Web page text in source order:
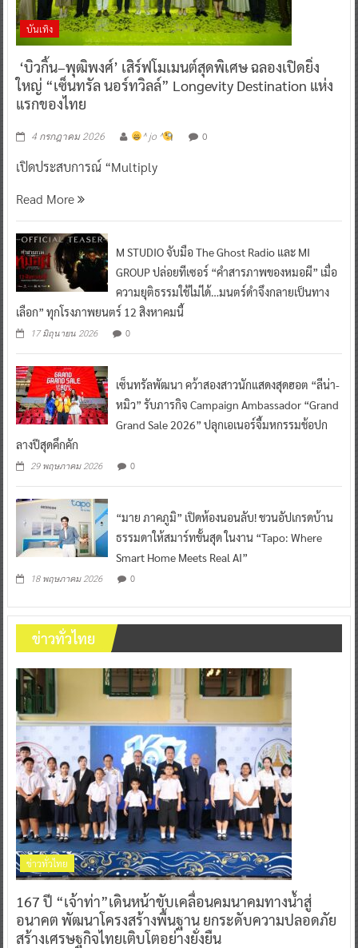
บันเทิง
‘บิวกิ้น–พุฒิพงศ์’ เสิร์ฟโมเมนต์สุดพิเศษ ฉลองเปิดยิ่ง
ใหญ่ “เซ็นทรัล นอร์ทวิลล์” Longevity Destination แห่ง
แรกของไทย
4 กรกฎาคม 2026 ^ jo ^ 0
เปิดประสบการณ์ “Multiply
Read More
M STUDIO จับมือ The Ghost Radio และ MI
GROUP ปล่อยทีเซอร์ “คำสารภาพของหมอผี” เมื่อ
ความยุติธรรมใช้ไม่ได้…มนตร์ดำจึงกลายเป็นทาง
เลือก” ทุกโรงภาพยนตร์ 12 สิงหาคมนี้
17 มิถุนายน 2026 0
เซ็นทรัลพัฒนา คว้าสองสาวนักแสดงสุดฮอต “ลีน่า-
หมิว” รับภารกิจ Campaign Ambassador “Grand
Grand Sale 2026” ปลุกเอเนอร์จี้มหกรรมช้อปก
ลางปีสุดคึกคัก
29 พฤษภาคม 2026 0
“มาย ภาคภูมิ” เปิดห้องนอนลับ! ชวนอัปเกรดบ้าน
ธรรมดาให้สมาร์ทขั้นสุด ในงาน “Tapo: Where
Smart Home Meets Real AI”
18 พฤษภาคม 2026 0
ข่าวทั่วไทย
ข่าวทั่วไทย
167 ปี “เจ้าท่า”เดินหน้าขับเคลื่อนคมนาคมทางน้ำสู่
อนาคต พัฒนาโครงสร้างพื้นฐาน ยกระดับความปลอดภัย
สร้างเศรษฐกิจไทยเติบโตอย่างยั่งยืน